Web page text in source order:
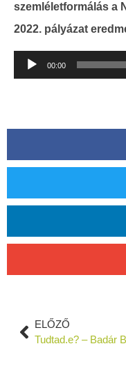
szemléletformálás a
2022. pályázat
Audió
00:00
ELŐZŐ